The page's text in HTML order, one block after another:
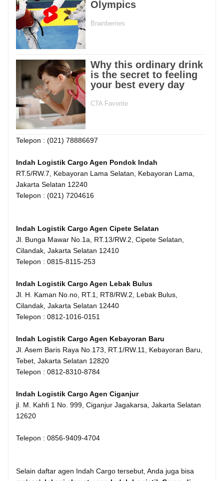
Telepon : (021) 78886697
Indah Logistik Cargo Agen Pondok Indah
RT.5/RW.7, Kebayoran Lama Selatan, Kebayoran Lama,
Jakarta Selatan 12240
Telepon : (021) 7204616
Indah Logistik Cargo Agen Cipete Selatan
Jl. Bunga Mawar No.1a, RT.13/RW.2, Cipete Selatan,
Cilandak, Jakarta Selatan 12410
Telepon : 0815-8115-253
Indah Logistik Cargo Agen Lebak Bulus
Jl. H. Kaman No.no, RT.1, RT8/RW.2, Lebak Bulus,
Cilandak, Jakarta Selatan 12440
Telepon : 0812-1016-0151
Indah Logistik Cargo Agen Kebayoran Baru
Jl. Asem Baris Raya No.173, RT.1/RW.11, Kebayoran Baru,
Tebet, Jakarta Selatan 12820
Telepon : 0812-8310-8784
Indah Logistik Cargo Agen Ciganjur
jl. M. Kahfi 1 No. 999, Ciganjur Jagakarsa, Jakarta Selatan
12620
Telepon : 0856-9409-4704
Selain daftar agen Indah Cargo tersebut, Anda juga bisa